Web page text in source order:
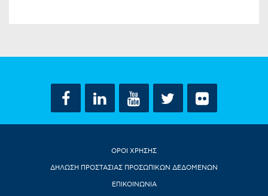
ΟΡΟΙ ΧΡΗΣΗΣ
ΔΗΛΩΣΗ ΠΡΟΣΤΑΣΙΑΣ ΠΡΟΣΩΠΙΚΩΝ ΔΕΔΟΜΕΝΩΝ
ΕΠΙΚΟΙΝΩΝΙΑ